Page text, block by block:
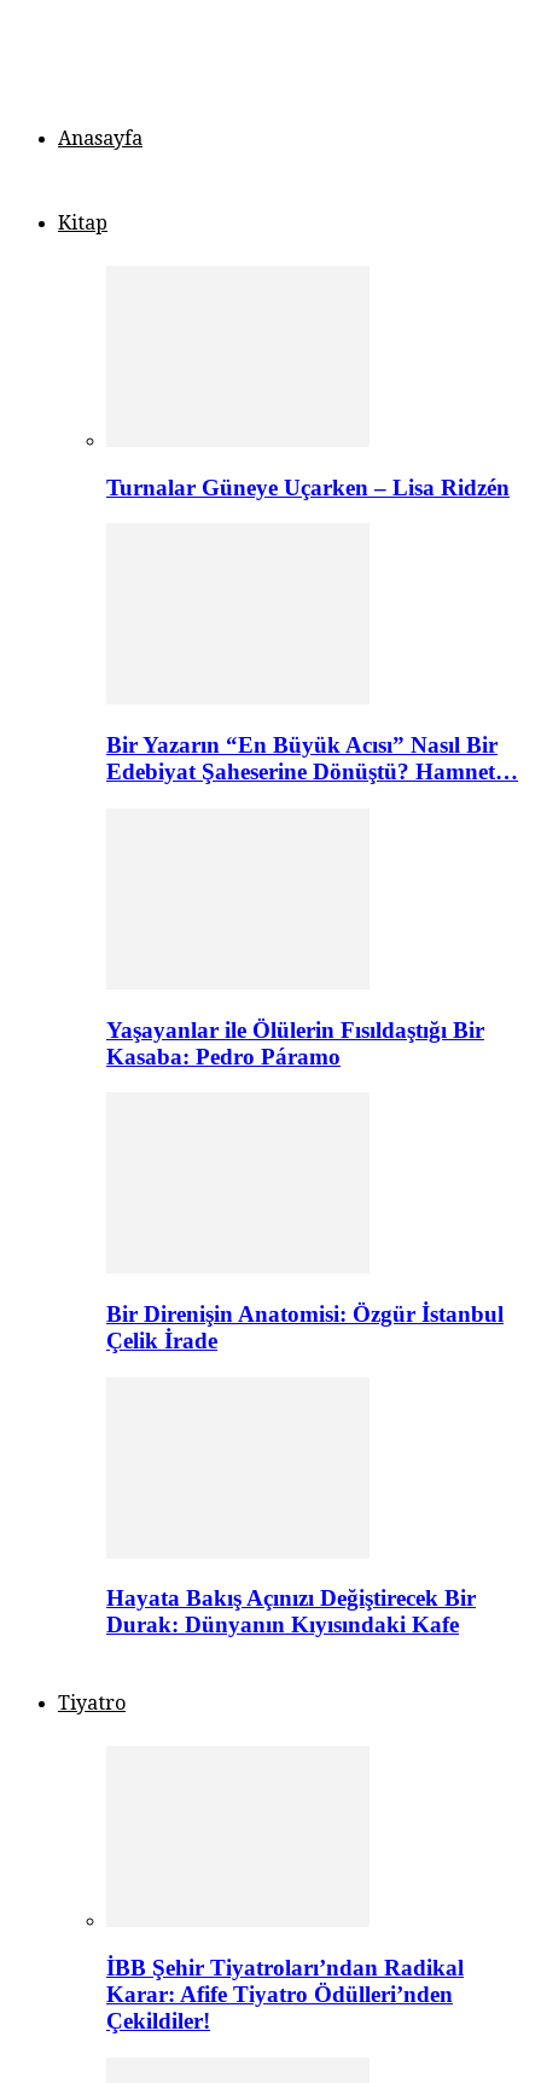
Anasayfa
Kitap
Turnalar Güneye Uçarken – Lisa Ridzén
Bir Yazarın “En Büyük Acısı” Nasıl Bir
Edebiyat Şaheserine Dönüştü? Hamnet…
Yaşayanlar ile Ölülerin Fısıldaştığı Bir
Kasaba: Pedro Páramo
Bir Direnişin Anatomisi: Özgür İstanbul
Çelik İrade
Hayata Bakış Açınızı Değiştirecek Bir
Durak: Dünyanın Kıyısındaki Kafe
Tiyatro
İBB Şehir Tiyatroları’ndan Radikal
Karar: Afife Tiyatro Ödülleri’nden
Çekildiler!